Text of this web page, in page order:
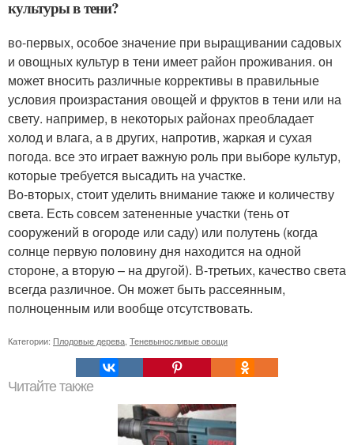
культуры в тени?
во-первых, особое значение при выращивании садовых
и овощных культур в тени имеет район проживания. он
может вносить различные коррективы в правильные
условия произрастания овощей и фруктов в тени или на
свету. например, в некоторых районах преобладает
холод и влага, а в других, напротив, жаркая и сухая
погода. все это играет важную роль при выборе культур,
которые требуется высадить на участке.
Во-вторых, стоит уделить внимание также и количеству
света. Есть совсем затененные участки (тень от
сооружений в огороде или саду) или полутень (когда
солнце первую половину дня находится на одной
стороне, а вторую – на другой). В-третьих, качество света
всегда различное. Он может быть рассеянным,
полноценным или вообще отсутствовать.
Категории: Плодовые дерева Теневыносливые овощи
Читайте также